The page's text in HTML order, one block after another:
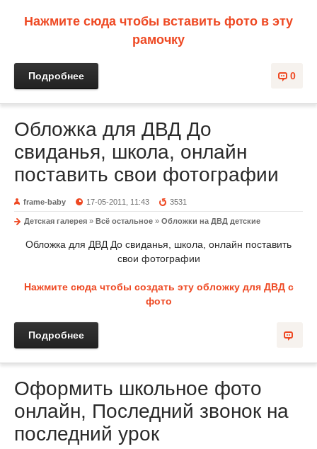
Нажмите сюда чтобы вставить фото в эту
рамочку
0
Подробнее
Обложка для ДВД До
свиданья, школа, онлайн
поставить свои фотографии
frame-baby 17-05-2011, 11:43 3531
Детская галерея » Всё остальное » Обложки на ДВД детские
Обложка для ДВД До свиданья, школа, онлайн поставить
свои фотографии
Нажмите сюда чтобы создать эту обложку для ДВД с
фото
Подробнее
Оформить школьное фото
онлайн, Последний звонок на
последний урок